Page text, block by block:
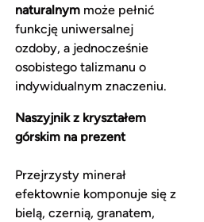
naturalnymmoże pełnić
funkcję uniwersalnej
ozdoby, a jednocześnie
osobistego talizmanu o
indywidualnym znaczeniu.
Naszyjnik z kryształem
górskim na prezent
Przejrzysty minerał
efektownie komponuje się z
bielą, czernią, granatem,